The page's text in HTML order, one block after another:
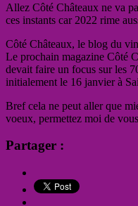
Allez Côté Châteaux ne va
ces instants car 2022 rime
Côté Châteaux, le blog du
Le prochain magazine Côté
devait faire un focus sur les
initialement le 16 janvier à
Bref cela ne peut aller que
voeux, permettez moi de
Partager :